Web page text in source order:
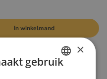
In winkelmand
via onze webshop
×
gebruik